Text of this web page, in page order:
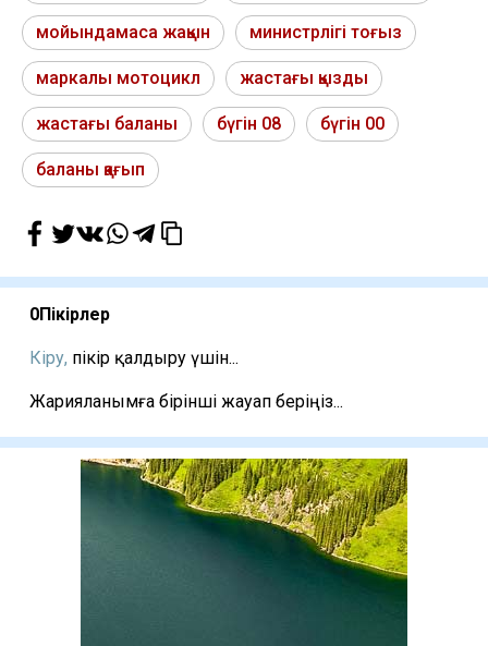
мойындамаса жақын министрлігі тоғыз
маркалы мотоцикл жастағы қызды
жастағы баланы бүгін 08 бүгін 00
баланы қағып
0Пікірлер
Кіру, пікір қалдыру үшін...
Жарияланымға бірінші жауап беріңіз...